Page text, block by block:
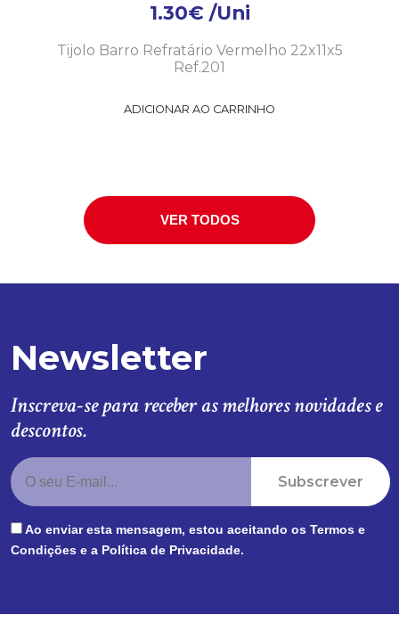
1.30€ /Uni
Tijolo Barro Refratário Vermelho 22x11x5
Ref.201
ADICIONAR AO CARRINHO
VER TODOS
Newsletter
Inscreva-se para receber as melhores novidades e
descontos.
Subscrever
Ao enviar esta mensagem, estou aceitando os Termos e
Condições e a Política de Privacidade.